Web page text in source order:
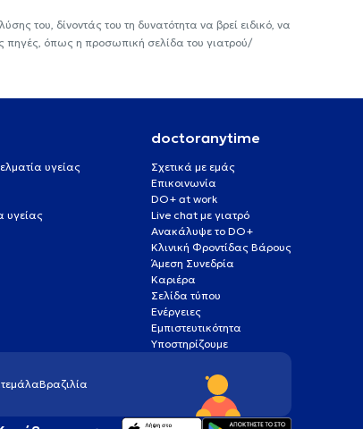
του, δίνοντάς του τη δυνατότητα να βρεί ειδικό, να
πηγές, όπως η προσωπική σελίδα του γιατρού/
υγείας
υγείας
doctoranytime
Σχετικά με εμάς
Επικοινωνία
DO+ at work
Live chat με γιατρό
Ανακάλυψε το DO+
Κλινική Φροντίδας Βάρους
Άμεση Συνεδρία
Καριέρα
Σελίδα τύπου
Ενέργειες
Εμπιστευτικότητα
Υποστηρίζουμε
Βραζιλία